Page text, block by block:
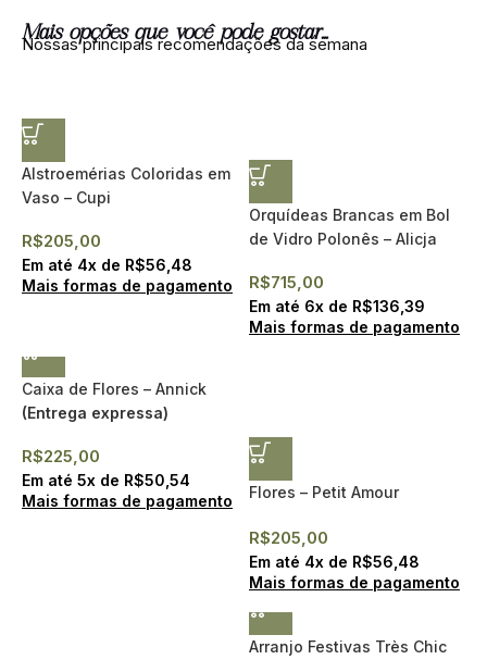
Mais opções que você pode gostar...
Nossas principais recomendações da semana
Alstroemérias Coloridas em
Vaso – Cupi
R$205,00
Em até 4x de R$56,48
Mais formas de pagamento
Orquídeas Brancas em Bol
de Vidro Polonês – Alicja
R$715,00
Em até 6x de R$136,39
Mais formas de pagamento
Caixa de Flores – Annick
(Entrega expressa)
R$225,00
Em até 5x de R$50,54
Mais formas de pagamento
Flores – Petit Amour
R$205,00
Em até 4x de R$56,48
Mais formas de pagamento
Arranjo Festivas Très Chic